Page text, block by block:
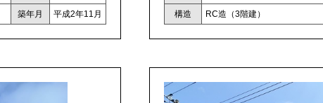
築年月 平成2年11月 構造 RC造（3階建）